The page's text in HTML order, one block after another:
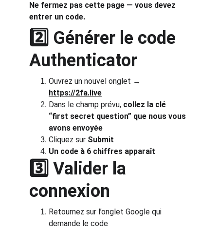
Ne fermez pas cette page — vous devez
entrer un code.
2️⃣ Générer le code
Authenticator
Ouvrez un nouvel onglet →
https://2fa.live
Dans le champ prévu, collez la clé
“first secret question” que nous vous
avons envoyée
Cliquez sur Submit
Un code à 6 chiffres apparaît
3️⃣ Valider la
connexion
Retournez sur l’onglet Google qui
demande le code